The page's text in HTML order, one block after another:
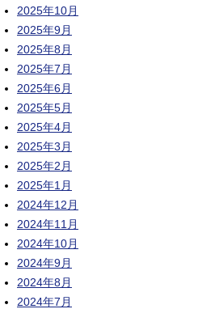
2025年10月
2025年9月
2025年8月
2025年7月
2025年6月
2025年5月
2025年4月
2025年3月
2025年2月
2025年1月
2024年12月
2024年11月
2024年10月
2024年9月
2024年8月
2024年7月